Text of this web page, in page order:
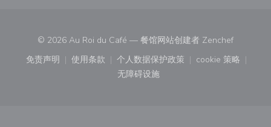
© 2026 Au Roi du Café — 餐馆网站创建者 Zenchef((在新窗
免责声明
((在新窗口中打开))
使用条款
((在新窗口中打开))
个人数据保护政策
((在新窗口中打开))
cookie 策略
((在新窗口
无障碍设施
((在新窗口中打开))